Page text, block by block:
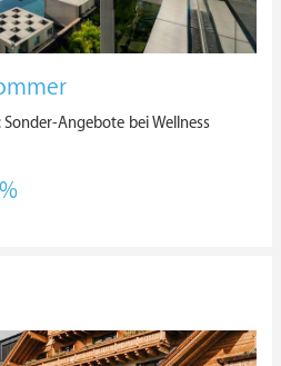
Angebote bei Wellness